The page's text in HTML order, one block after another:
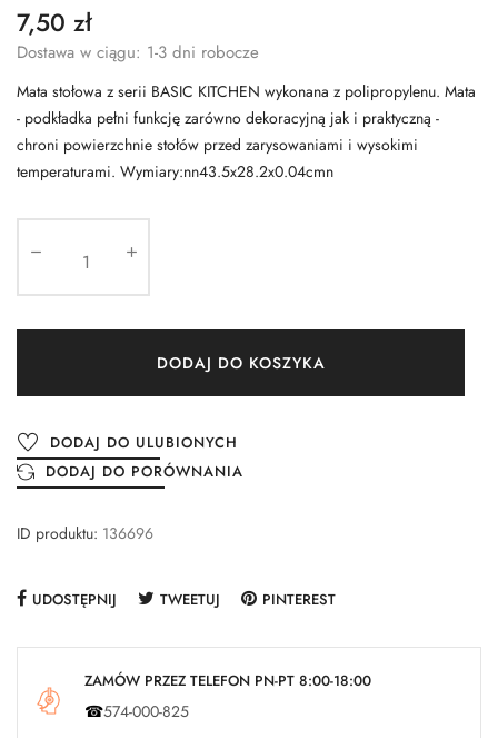
7,50 zł
Dostawa w ciągu: 1-3 dni robocze
Mata stołowa z serii BASIC KITCHEN wykonana z polipropylenu. Mata
- podkładka pełni funkcję zarówno dekoracyjną jak i praktyczną -
chroni powierzchnie stołów przed zarysowaniami i wysokimi
temperaturami. Wymiary:nn43.5x28.2x0.04cmn
DODAJ DO KOSZYKA
DODAJ DO ULUBIONYCH
DODAJ DO PORÓWNANIA
ID produktu: 136696
UDOSTĘPNIJ TWEETUJ PINTEREST
ZAMÓW PRZEZ TELEFON PN-PT 8:00-18:00
☎574-000-825